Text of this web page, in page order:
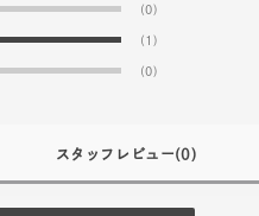
(0)
(1)
(0)
スタッフレビュー(0)